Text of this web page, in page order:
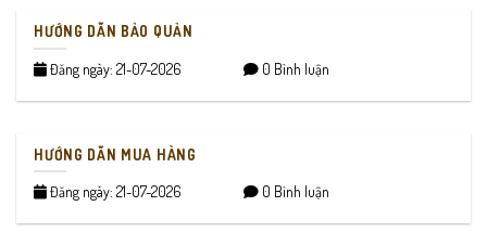
HƯỚNG DẪN BẢO QUẢN
Đăng ngày: 21-07-2026 0 Bình luận
HƯỚNG DẪN MUA HÀNG
Đăng ngày: 21-07-2026 0 Bình luận